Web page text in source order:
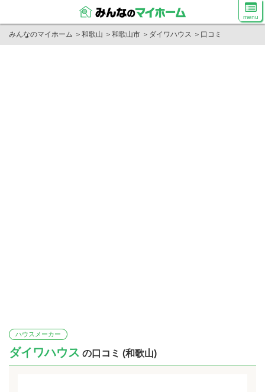
menu
みんなのマイホーム ＞ 和歌山 ＞ 和歌山市 ＞ ダイワハウス ＞ 口コミ
ハウスメーカー
ダイワハウス の口コミ (和歌山)